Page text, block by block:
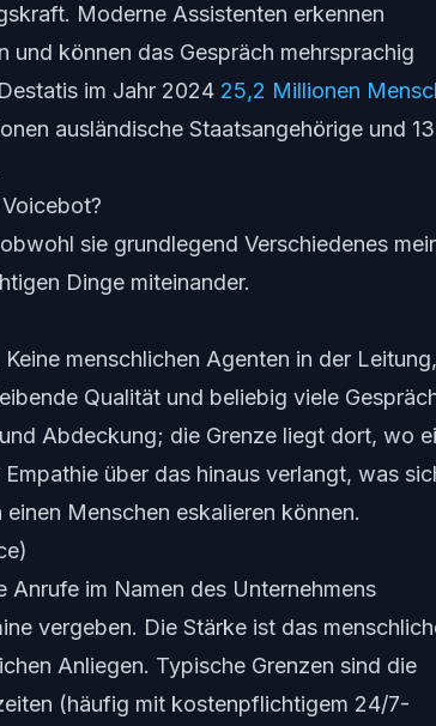
Moderne Assistenten erkennen
und können das Gespräch mehrsprachig
im Jahr 2024 25,2 Millionen
ausländische Staatsangehörige und
sie grundlegend Verschiedenes
Dinge miteinander.
menschlichen Agenten in der Leitung,
Qualität und beliebig viele
Abdeckung; die Grenze liegt dort, wo
über das hinaus verlangt, was
Menschen eskalieren können.
im Namen des Unternehmens
vergeben. Die Stärke ist das
Anliegen. Typische Grenzen sind die
(häufig mit kostenpflichtigem 24/7-